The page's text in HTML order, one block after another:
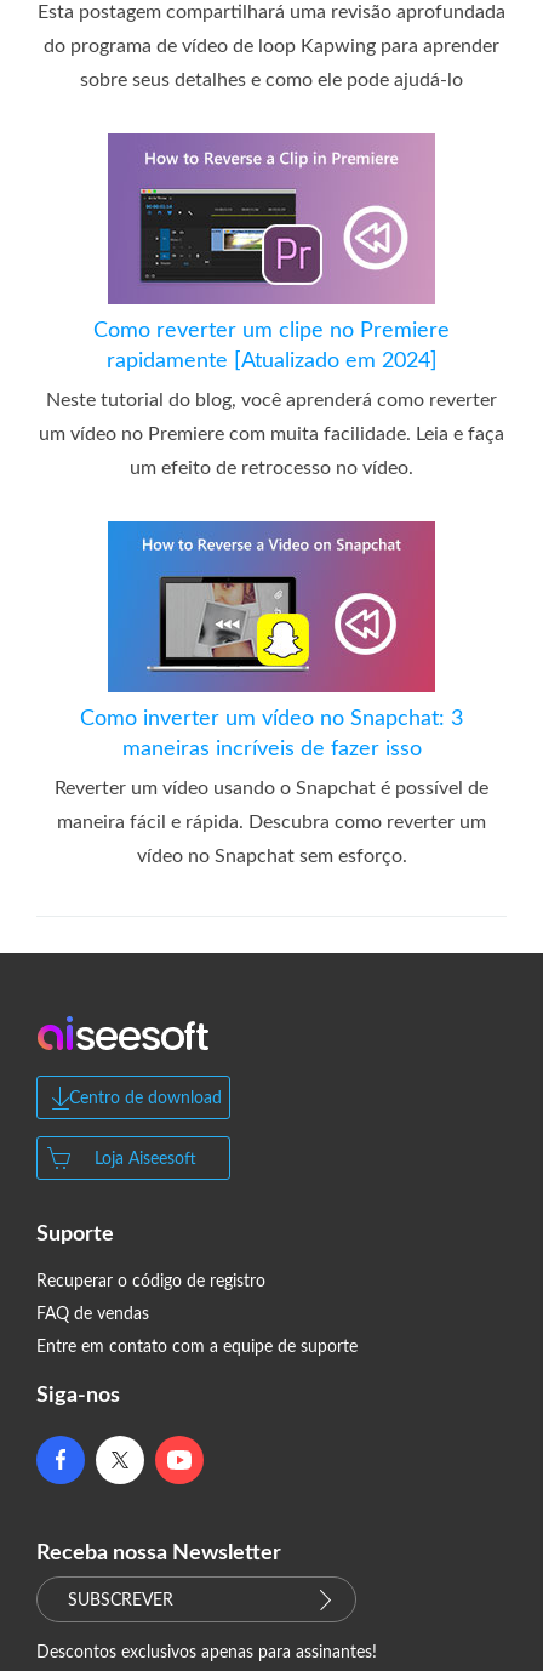
Esta postagem compartilhará uma revisão aprofundada
do programa de vídeo de loop Kapwing para aprender
sobre seus detalhes e como ele pode ajudá-lo
Como reverter um clipe no Premiere
rapidamente [Atualizado em 2024]
Neste tutorial do blog, você aprenderá como reverter
um vídeo no Premiere com muita facilidade. Leia e faça
um efeito de retrocesso no vídeo.
Como inverter um vídeo no Snapchat: 3
maneiras incríveis de fazer isso
Reverter um vídeo usando o Snapchat é possível de
maneira fácil e rápida. Descubra como reverter um
vídeo no Snapchat sem esforço.
Centro de download
Loja Aiseesoft
Suporte
Recuperar o código de registro
FAQ de vendas
Entre em contato com a equipe de suporte
Siga-nos
Receba nossa Newsletter
SUBSCREVER
Descontos exclusivos apenas para assinantes!